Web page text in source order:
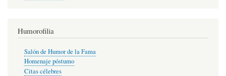
Humorofilia
Salón de Humor de la Fama
Homenaje póstumo
Citas célebres